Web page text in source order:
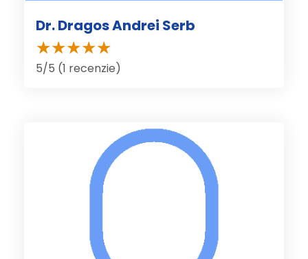
Dr. Dragos Andrei Serb
5/5 (1 recenzie)